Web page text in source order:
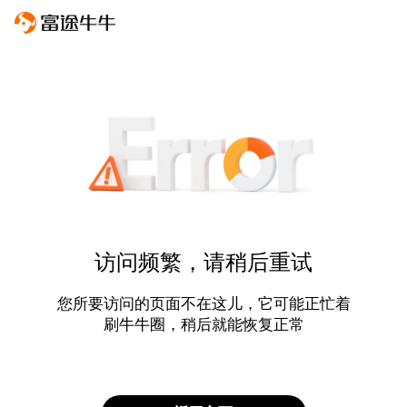
访问频繁，请稍后重试
您所要访问的页面不在这儿，它可能正忙着
刷牛牛圈，稍后就能恢复正常